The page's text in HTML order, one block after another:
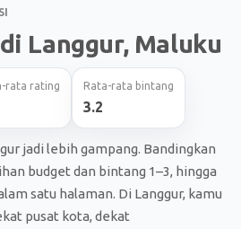
Langgur, Maluku
rata rating Rata-rata bintang
3.2
jadi lebih gampang. Bandingkan
budget dan bintang 1–3, hingga
satu halaman. Di Langgur, kamu
pusat kota, dekat